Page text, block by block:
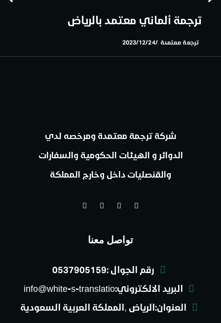
ترجمة ألماني معتمد بالرياض
ترجمة معتمدة 2023/12/24
شركة ترجمة معتمدة ومرخصه لدي
الدوائر و الهيئات الحكومية والسفارات
والقنصليات داخل وخارج المملكة
تواصل معنا
رقم الجوال :0537905159
البريد الالكتروني:info@white-s-translatio
العنوان:الرياض ,المملكة العربية السعودية